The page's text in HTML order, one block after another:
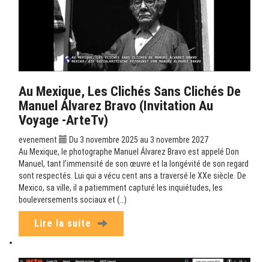
Au Mexique, Les Clichés Sans Clichés De
Manuel Álvarez Bravo (Invitation Au
Voyage -ArteTv)
evenement
Du 3 novembre 2025 au 3 novembre 2027
Au Mexique, le photographe Manuel Álvarez Bravo est appelé Don
Manuel, tant l’immensité de son œuvre et la longévité de son regard
sont respectés. Lui qui a vécu cent ans a traversé le XXe siècle. De
Mexico, sa ville, il a patiemment capturé les inquiétudes, les
bouleversements sociaux et (…)
Lire la suite